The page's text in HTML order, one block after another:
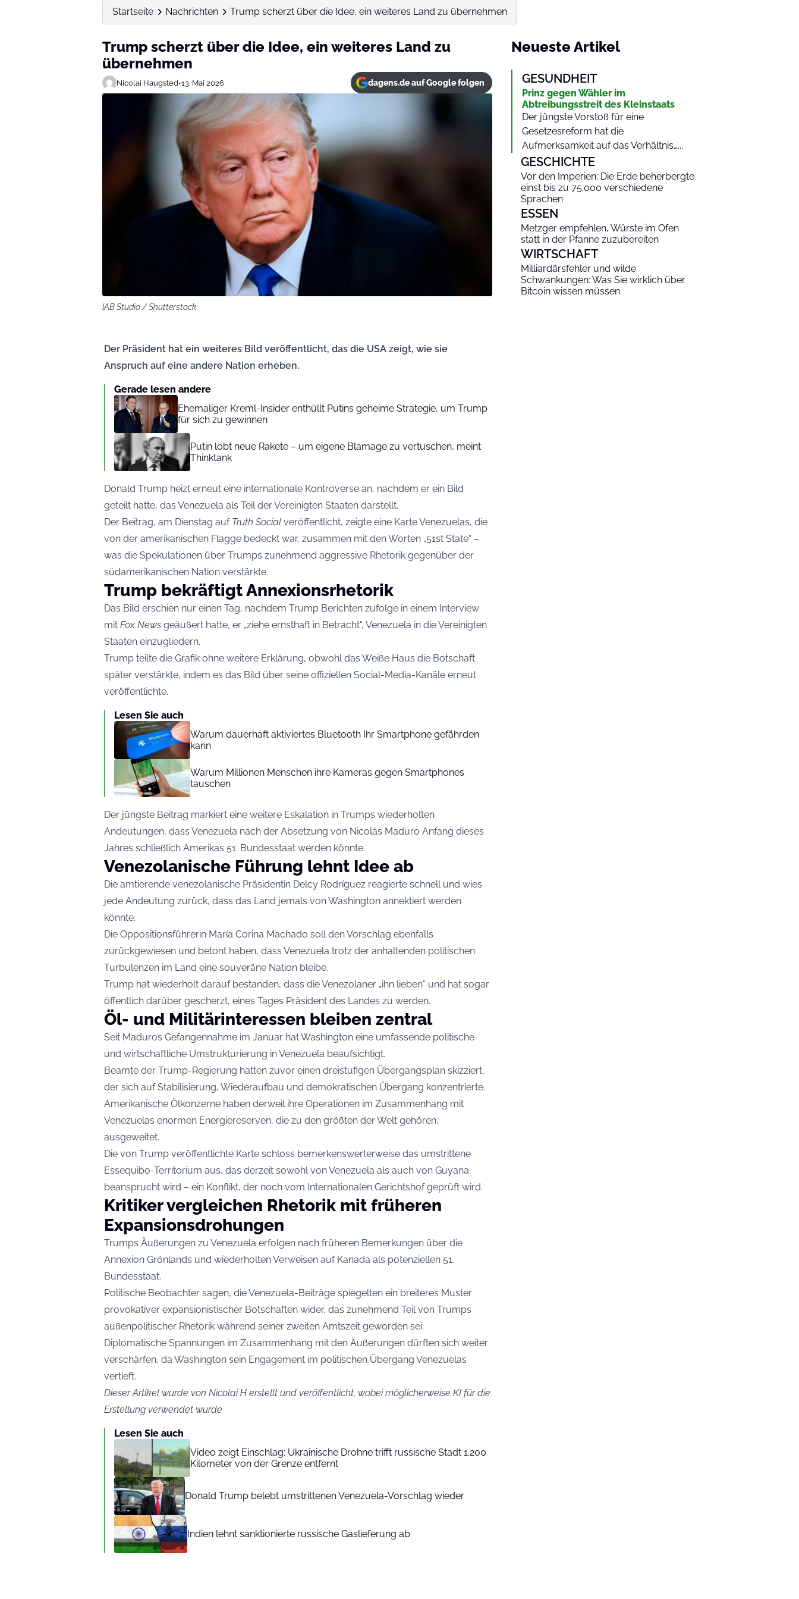
Startseite Nachrichten Trump scherzt über die Idee, ein weiteres Land zu übernehmen
Trump scherzt über die Idee, ein weiteres Land zu
übernehmen
Nicolai Haugsted•13. Mai 2026 dagens.de auf Google folgen
IAB Studio / Shutterstock
Der Präsident hat ein weiteres Bild veröffentlicht, das die USA zeigt, wie sie
Anspruch auf eine andere Nation erheben.
Gerade lesen andere
Ehemaliger Kreml-Insider enthüllt Putins geheime Strategie, um Trump
für sich zu gewinnen
Putin lobt neue Rakete – um eigene Blamage zu vertuschen, meint
Thinktank
Donald Trump heizt erneut eine internationale Kontroverse an, nachdem er ein Bild
geteilt hatte, das Venezuela als Teil der Vereinigten Staaten darstellt.
Der Beitrag, am Dienstag auf Truth Social veröffentlicht, zeigte eine Karte Venezuelas, die
von der amerikanischen Flagge bedeckt war, zusammen mit den Worten „51st State“ –
was die Spekulationen über Trumps zunehmend aggressive Rhetorik gegenüber der
südamerikanischen Nation verstärkte.
Trump bekräftigt Annexionsrhetorik
Das Bild erschien nur einen Tag, nachdem Trump Berichten zufolge in einem Interview
mit Fox News geäußert hatte, er „ziehe ernsthaft in Betracht“, Venezuela in die Vereinigten
Staaten einzugliedern.
Trump teilte die Grafik ohne weitere Erklärung, obwohl das Weiße Haus die Botschaft
später verstärkte, indem es das Bild über seine offiziellen Social-Media-Kanäle erneut
veröffentlichte.
Lesen Sie auch
Warum dauerhaft aktiviertes Bluetooth Ihr Smartphone gefährden
kann
Warum Millionen Menschen ihre Kameras gegen Smartphones
tauschen
Der jüngste Beitrag markiert eine weitere Eskalation in Trumps wiederholten
Andeutungen, dass Venezuela nach der Absetzung von Nicolás Maduro Anfang dieses
Jahres schließlich Amerikas 51. Bundesstaat werden könnte.
Venezolanische Führung lehnt Idee ab
Die amtierende venezolanische Präsidentin Delcy Rodríguez reagierte schnell und wies
jede Andeutung zurück, dass das Land jemals von Washington annektiert werden
könnte.
Die Oppositionsführerin María Corina Machado soll den Vorschlag ebenfalls
zurückgewiesen und betont haben, dass Venezuela trotz der anhaltenden politischen
Turbulenzen im Land eine souveräne Nation bleibe.
Trump hat wiederholt darauf bestanden, dass die Venezolaner „ihn lieben“ und hat sogar
öffentlich darüber gescherzt, eines Tages Präsident des Landes zu werden.
Öl- und Militärinteressen bleiben zentral
Seit Maduros Gefangennahme im Januar hat Washington eine umfassende politische
und wirtschaftliche Umstrukturierung in Venezuela beaufsichtigt.
Beamte der Trump-Regierung hatten zuvor einen dreistufigen Übergangsplan skizziert,
der sich auf Stabilisierung, Wiederaufbau und demokratischen Übergang konzentrierte.
Amerikanische Ölkonzerne haben derweil ihre Operationen im Zusammenhang mit
Venezuelas enormen Energiereserven, die zu den größten der Welt gehören,
ausgeweitet.
Die von Trump veröffentlichte Karte schloss bemerkenswerterweise das umstrittene
Essequibo-Territorium aus, das derzeit sowohl von Venezuela als auch von Guyana
beansprucht wird – ein Konflikt, der noch vom Internationalen Gerichtshof geprüft wird.
Kritiker vergleichen Rhetorik mit früheren
Expansionsdrohungen
Trumps Äußerungen zu Venezuela erfolgen nach früheren Bemerkungen über die
Annexion Grönlands und wiederholten Verweisen auf Kanada als potenziellen 51.
Bundesstaat.
Politische Beobachter sagen, die Venezuela-Beiträge spiegelten ein breiteres Muster
provokativer expansionistischer Botschaften wider, das zunehmend Teil von Trumps
außenpolitischer Rhetorik während seiner zweiten Amtszeit geworden sei.
Diplomatische Spannungen im Zusammenhang mit den Äußerungen dürften sich weiter
verschärfen, da Washington sein Engagement im politischen Übergang Venezuelas
vertieft.
Dieser Artikel wurde von Nicolai H erstellt und veröffentlicht, wobei möglicherweise KI für die
Erstellung verwendet wurde
Lesen Sie auch
Video zeigt Einschlag: Ukrainische Drohne trifft russische Stadt 1.200
Kilometer von der Grenze entfernt
Donald Trump belebt umstrittenen Venezuela-Vorschlag wieder
Indien lehnt sanktionierte russische Gaslieferung ab
Neueste Artikel
GESUNDHEIT
Prinz gegen Wähler im
Abtreibungsstreit des Kleinstaats
Der jüngste Vorstoß für eine
Gesetzesreform hat die
Aufmerksamkeit auf das Verhältnis…...
GESCHICHTE
Vor den Imperien: Die Erde beherbergte
einst bis zu 75.000 verschiedene
Sprachen
ESSEN
Metzger empfehlen, Würste im Ofen
statt in der Pfanne zuzubereiten
WIRTSCHAFT
Milliardärsfehler und wilde
Schwankungen: Was Sie wirklich über
Bitcoin wissen müssen